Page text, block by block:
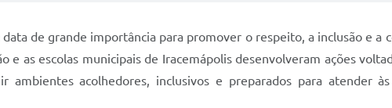
de grande importância para promover o respeito, a inclusão e a
as escolas municipais de Iracemápolis desenvolveram ações
ambientes acolhedores, inclusivos e preparados para atender